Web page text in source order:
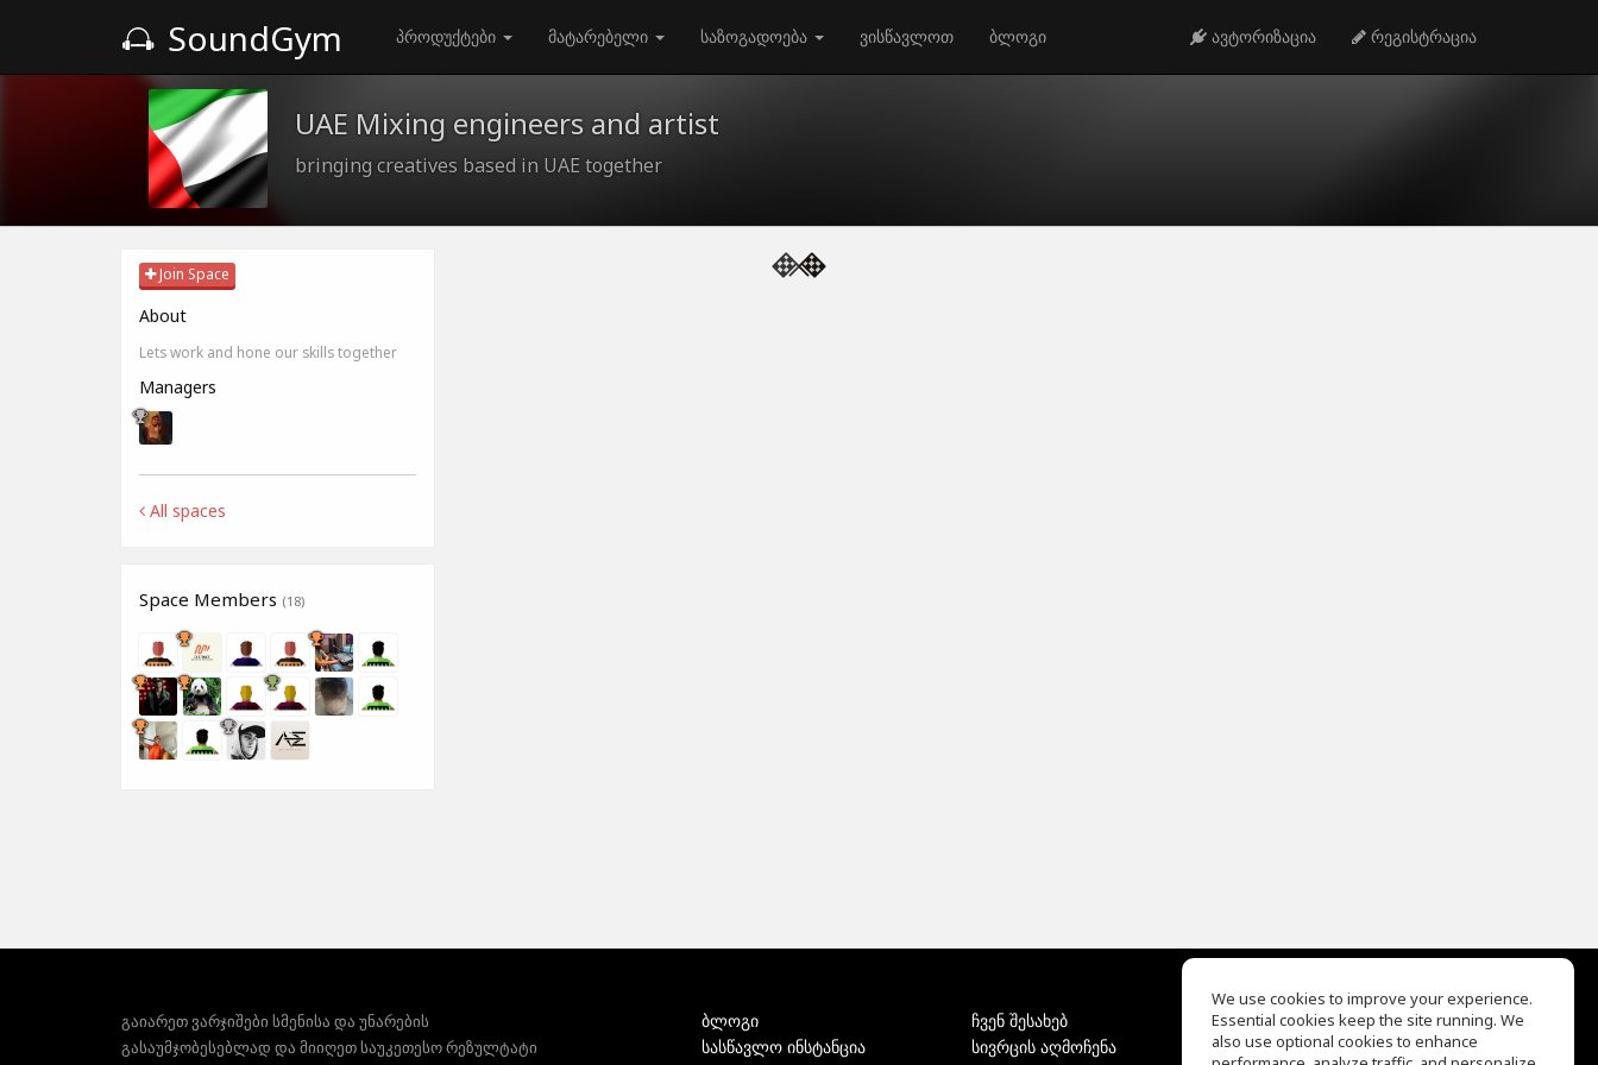
SoundGym პროდუქტები მატარებელი საზოგადოება ვისწავლოთ ბლოგი ავტორიზაცია რეგისტრაცია
UAE Mixing engineers and artist
bringing creatives based in UAE together
Join Space
About
Lets work and hone our skills together
Managers
All spaces
Space Members (18)
გაიარეთ ვარჯიშები სმენისა და უნარების
გასაუმჯობესებლად და მიიღეთ საუკეთესო რეზულტატი
ბლოგი
სასწავლო ინსტანცია
ჩვენ შესახებ
სივრცის აღმოჩენა
EQ Ear Training
Drum Machine
We use cookies to improve your experience.
Essential cookies keep the site running. We
also use optional cookies to enhance